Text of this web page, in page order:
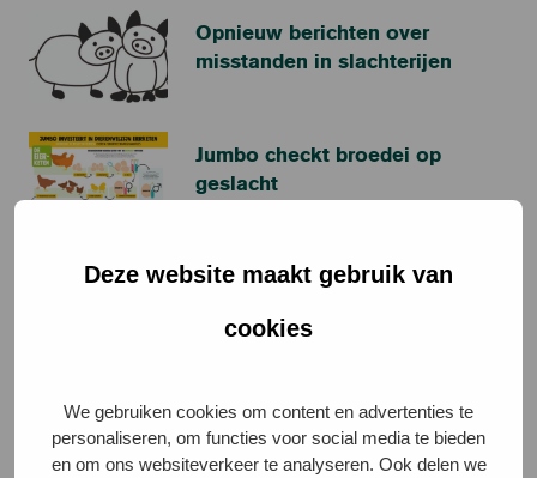
Deze website maakt gebruik van
cookies
We gebruiken cookies om content en advertenties te
personaliseren, om functies voor social media te bieden
en om ons websiteverkeer te analyseren. Ook delen we
Opnieuw berichten over
misstanden in slachterijen
Jumbo checkt broedei op
geslacht
Kipster opent nieuwe 3 sterren
Kies met kerst voor eieren,
zuivel of vlees met sterren